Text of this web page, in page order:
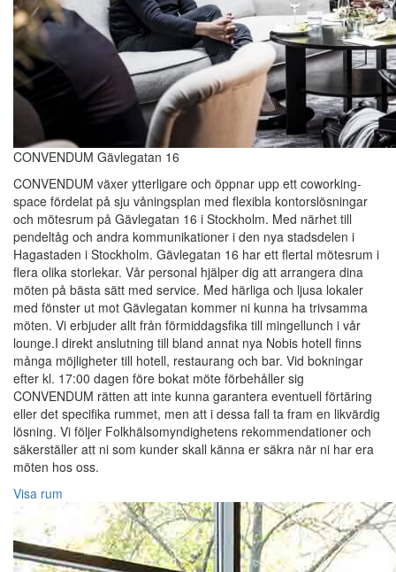
CONVENDUM Gävlegatan 16
CONVENDUM växer ytterligare och öppnar upp ett coworking-
space fördelat på sju våningsplan med flexibla kontorslösningar
och mötesrum på Gävlegatan 16 i Stockholm. Med närhet till
pendeltåg och andra kommunikationer i den nya stadsdelen i
Hagastaden i Stockholm. Gävlegatan 16 har ett flertal mötesrum i
flera olika storlekar. Vår personal hjälper dig att arrangera dina
möten på bästa sätt med service. Med härliga och ljusa lokaler
med fönster ut mot Gävlegatan kommer ni kunna ha trivsamma
möten. Vi erbjuder allt från förmiddagsfika till mingellunch i vår
lounge.I direkt anslutning till bland annat nya Nobis hotell finns
många möjligheter till hotell, restaurang och bar. Vid bokningar
efter kl. 17:00 dagen före bokat möte förbehåller sig
CONVENDUM rätten att inte kunna garantera eventuell förtäring
eller det specifika rummet, men att i dessa fall ta fram en likvärdig
lösning. Vi följer Folkhälsomyndighetens rekommendationer och
säkerställer att ni som kunder skall känna er säkra när ni har era
möten hos oss.
Visa rum